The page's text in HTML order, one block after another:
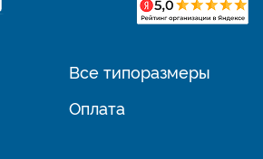
Все типоразмеры
Оплата